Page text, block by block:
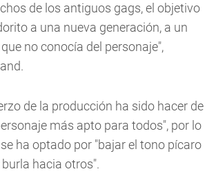
de los antiguos gags, el objetivo
a una nueva generación, a un
no conocía del personaje",
de la producción ha sido hacer de
más apto para todos", por lo
ha optado por "bajar el tono pícaro
hacia otros".